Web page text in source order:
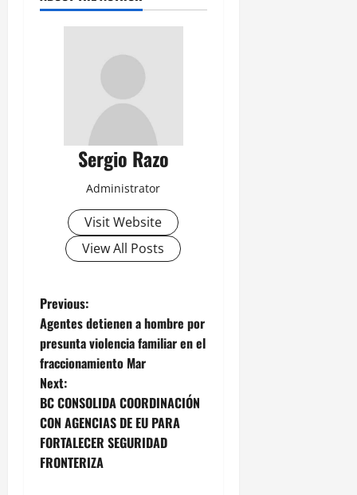
Sergio Razo
Administrator
Visit Website
View All Posts
P
o
s
t
n
a
Previous:
Agentes detienen a hombre por
presunta violencia familiar en el
fraccionamiento Mar
Next:
BC CONSOLIDA COORDINACIÓN
CON AGENCIAS DE EU PARA
FORTALECER SEGURIDAD
FRONTERIZA